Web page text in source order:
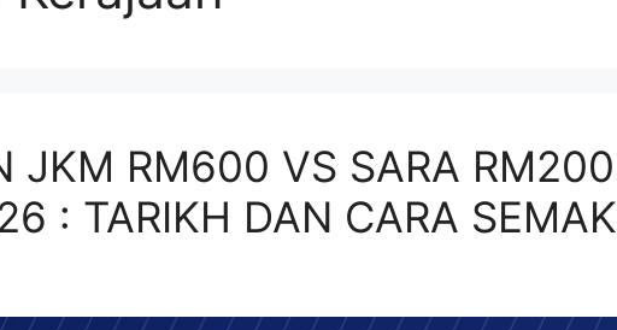
JKM RM600 VS SARA RM200
: TARIKH DAN CARA SEMAK